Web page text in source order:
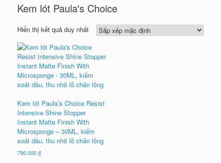
Kem lót Paula's Choice
Hiển thị kết quả duy nhất
Kem lót Paula’s Choice Resist
Intensive Shine Stopper
Instant Matte Finish With
Microsponge – 30ML, kiểm
soát dầu, thu nhỏ lỗ chân lông
790.000₫